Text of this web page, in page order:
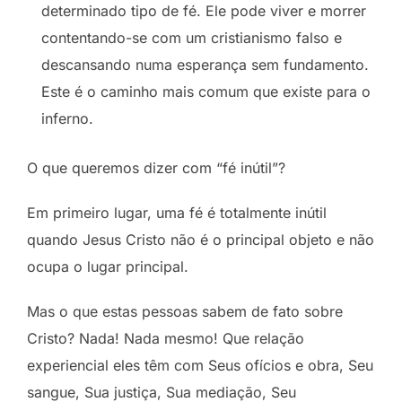
determinado tipo de fé. Ele pode viver e morrer
contentando-se com um cristianismo falso e
descansando numa esperança sem fundamento.
Este é o caminho mais comum que existe para o
inferno.
O que queremos dizer com “fé inútil”?
Em primeiro lugar, uma fé é totalmente inútil
quando Jesus Cristo não é o principal objeto e não
ocupa o lugar principal.
Mas o que estas pessoas sabem de fato sobre
Cristo? Nada! Nada mesmo! Que relação
experiencial eles têm com Seus ofícios e obra, Seu
sangue, Sua justiça, Sua mediação, Seu